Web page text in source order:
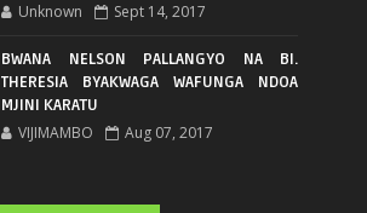
Unknown Sept 14, 2017
BWANA NELSON PALLANGYO NA BI.
THERESIA BYAKWAGA WAFUNGA NDOA
MJINI KARATU
VIJIMAMBO Aug 07, 2017